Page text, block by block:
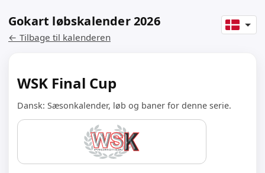
Gokart løbskalender 2026
← Tilbage til kalenderen
WSK Final Cup
Dansk: Sæsonkalender, løb og baner for denne serie.